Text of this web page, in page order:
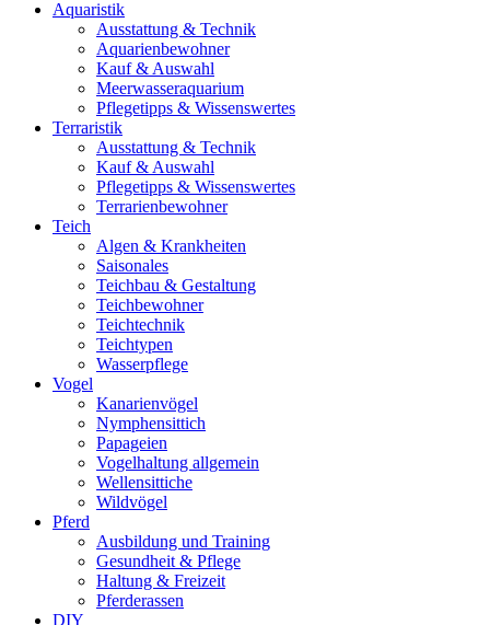
Aquaristik
Ausstattung & Technik
Aquarienbewohner
Kauf & Auswahl
Meerwasseraquarium
Pflegetipps & Wissenswertes
Terraristik
Ausstattung & Technik
Kauf & Auswahl
Pflegetipps & Wissenswertes
Terrarienbewohner
Teich
Algen & Krankheiten
Saisonales
Teichbau & Gestaltung
Teichbewohner
Teichtechnik
Teichtypen
Wasserpflege
Vogel
Kanarienvögel
Nymphensittich
Papageien
Vogelhaltung allgemein
Wellensittiche
Wildvögel
Pferd
Ausbildung und Training
Gesundheit & Pflege
Haltung & Freizeit
Pferderassen
DIY